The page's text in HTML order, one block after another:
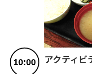
10:00 アクティビ